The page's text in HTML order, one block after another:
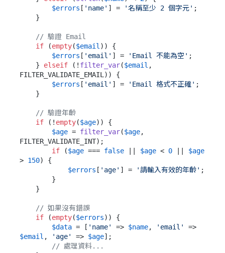
$errors [ 'name' ] = '名稱至少 2 個字元' ;
// 驗證 Email
if (empty($email )) {
$errors [ 'email' ] = 'Email 不能為空' ;
    }
elseif (! filter_var($email ,
FILTER_VALIDATE_EMAIL)) {
$errors [ 'email' ] = 'Email 格式不正確' ;
// 驗證年齡
if (! empty($age)) {
$age = filter_var($age,
FILTER_VALIDATE_INT);
if ($age === false || $age < 0 || $age
> 150) {
$errors [ 'age' ] = '請輸入有效的年齡' ;
// 如果沒有錯誤
if (empty($errors)) {
$data = [ 'name' => $name, 'email'
$email , 'age' => $age];
// 處理資料...